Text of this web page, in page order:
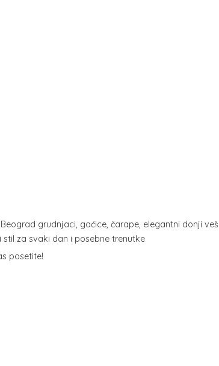
grudnjaci, gaćice, čarape, elegantni donji veš
za svaki dan i posebne trenutke
posetite!